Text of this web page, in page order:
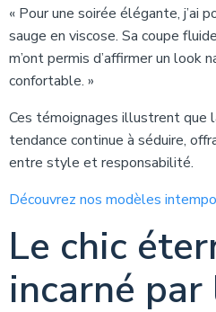
« Pour une soirée élégante, j’ai
sauge en viscose. Sa coupe
m’ont permis d’affirmer un look
confortable. »
Ces témoignages illustrent que
tendance continue à séduire,
entre style et responsabilité.
Découvrez nos modèles
Le chic
incarné